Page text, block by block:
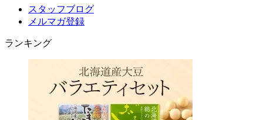
スタッフブログ
メルマガ登録
ランキング